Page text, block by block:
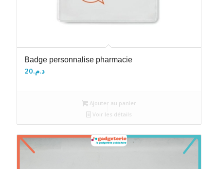
Badge personnalise pharmacie
د.م.20
Ajouter au panier
Voir les détails